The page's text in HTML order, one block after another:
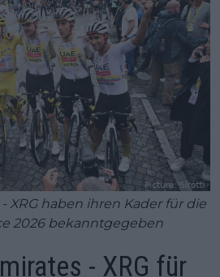
XRG haben ihren Kader für die
2026 bekanntgegeben
- XRG für